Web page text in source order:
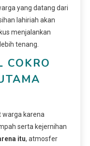
yang datang dari
lahiriah akan
menjalankan
tenang.
COKRO
warga karena
serta kejernihan
itu, atmosfer